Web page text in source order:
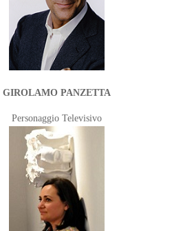
GIROLAMO PANZETTA
Personaggio Televisivo